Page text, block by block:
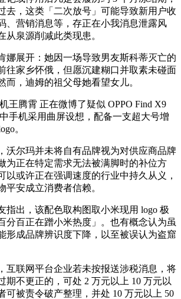
去，这类「二次放号」可能导致新用户收
、营销消息等，存正在小我消息泄露风
从泉源削减此类现患。
展开：她因一场导致男友斯科蒂灭亡的
往家乡怀俄，但愿沉建糊口并取素未碰面
而，迪姆的祖父母她看望女儿。
腾霄 正在微博了疑似 OPPO Find X9
手机采用曲屏设想，配备一支超大号增
。
尔玛并未将自有品牌视为对供应商品牌
为正在特定需求无法被满脚时的补位方
以或许正在强调速度的行业中持久从义，
平安成立消费者信赖。
出，该配色取构图取小米现用 logo 极
分百正在蹭小米热度」。也有概念认为虽
形成品牌辨识度下降，以至被误认为盗窟
联网平台企业若未按报送涉税消息，将
期不更正的，可处 2 万元以上 10 万元以
可被责令破产整理，并处 10 万元以上 50